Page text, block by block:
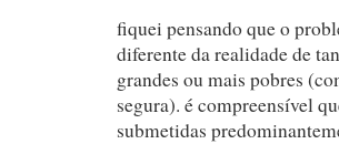
fiquei pensando que o
diferente da realidade de
grandes ou mais pobres
segura). é compreensível
submetidas